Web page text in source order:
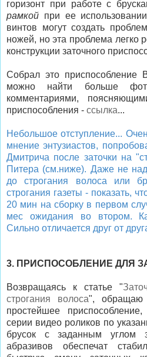
горизонт при работе с
рамкой при ее
винтов могут создать
ножей, но эта проблема легко
конструкции заточного
Собрал это приспособление
можно найти больше
комментариями,
приспособления - ссылка...
Небольшое отступление...
мнение энтузиастов,
Дмитрича после заточки на
Питера (см.ниже). Даже не
до строгания волоса или
строгания газеты - показать,
20 мин на сборку в первом
мес ожидания во втором.
Сильно отличается друг от
3. ПРИСПОСОБЛЕНИЕ ДЛЯ
Возвращаясь к статье "
строгания волоса", обращаю
простейшее
серии видео роликов по
брусок с заданным углом
абразивов обеспечат